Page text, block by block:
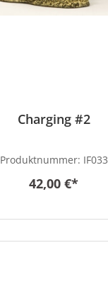
Charging #2
Produktnummer: IF033
42,00 €*